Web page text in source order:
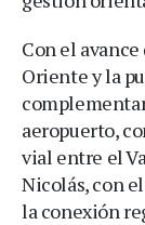
Con el
Oriente y la
aeropuerto,
vial entre el
Nicolás, con
la conexión